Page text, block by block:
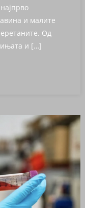
и малите
Од
и […]